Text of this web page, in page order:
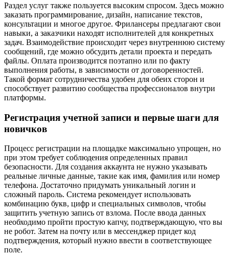
Раздел услуг также пользуется высоким спросом. Здесь можно
заказать программирование, дизайн, написание текстов,
консультации и многое другое. Фрилансеры предлагают свои
навыки, а заказчики находят исполнителей для конкретных
задач. Взаимодействие происходит через внутреннюю систему
сообщений, где можно обсудить детали проекта и передать
файлы. Оплата производится поэтапно или по факту
выполнения работы, в зависимости от договоренностей.
Такой формат сотрудничества удобен для обеих сторон и
способствует развитию сообщества профессионалов внутри
платформы.
Регистрация учетной записи и первые шаги для
новичков
Процесс регистрации на площадке максимально упрощен, но
при этом требует соблюдения определенных правил
безопасности. Для создания аккаунта не нужно указывать
реальные личные данные, такие как имя, фамилия или номер
телефона. Достаточно придумать уникальный логин и
сложный пароль. Система рекомендует использовать
комбинацию букв, цифр и специальных символов, чтобы
защитить учетную запись от взлома. После ввода данных
необходимо пройти простую капчу, подтверждающую, что вы
не робот. Затем на почту или в мессенджер придет код
подтверждения, который нужно ввести в соответствующее
поле.